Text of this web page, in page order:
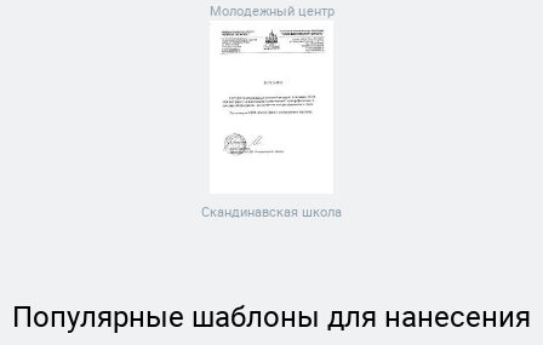
Молодежный центр
Скандинавская школа
Популярные шаблоны для нанесения